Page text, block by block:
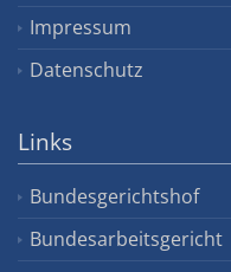
Impressum
Datenschutz
Links
Bundesgerichtshof
Bundesarbeitsgericht